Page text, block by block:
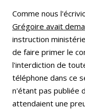
Comme nous
Grégoire avait
instruction
de faire primer le
l'interdiction de
téléphone dans ce
n'étant pas publiée
attendaient une